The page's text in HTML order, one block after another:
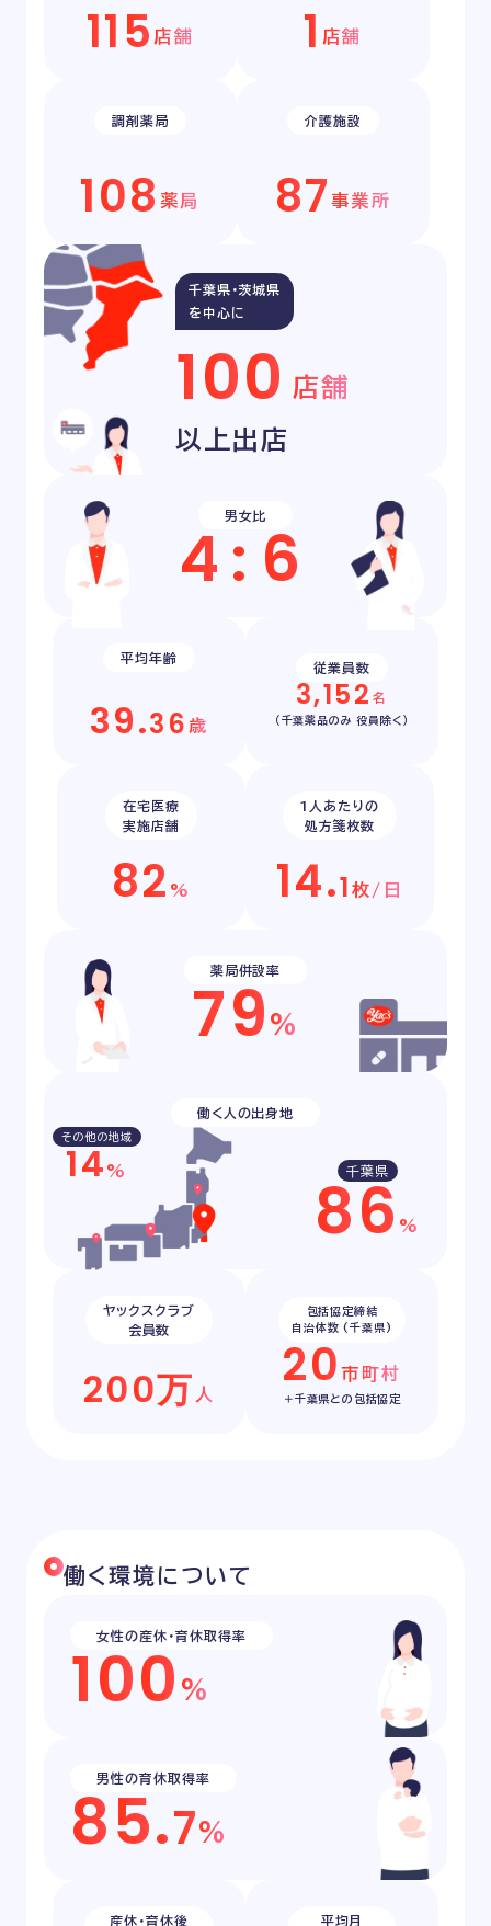
115店舗 1 店舗
調剤薬局
108 薬局
介護施設
87 事業所
千葉県・茨城県
を中心に
100 店舗
以上出店
男女比
4: 6
平均年齢
39.36 歳
従業員数
3,152 名
（千葉薬品のみ 役員除く）
在宅医療
実施店舗
82 %
1人あたりの
処方箋枚数
14.1 枚/日
薬局併設率
79 %
働く人の出身地
その他の地域
14% 千葉県
86 %
ヤックスクラブ
会員数
200万 人
包括協定締結
自治体数 (千葉県)
20市町村
＋千葉県との包括協定
働く環境について
女性の産休・育休取得率
100 %
男性の育休取得率
85.7%
産休・育休後 平均月